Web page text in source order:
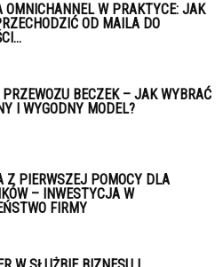
OMNICHANNEL W PRAKTYCE: JAK
OD MAILA DO
PRZEWOZU BECZEK – JAK WYBRAĆ
I WYGODNY MODEL?
Z PIERWSZEJ POMOCY DLA
– INWESTYCJA W
FIRMY